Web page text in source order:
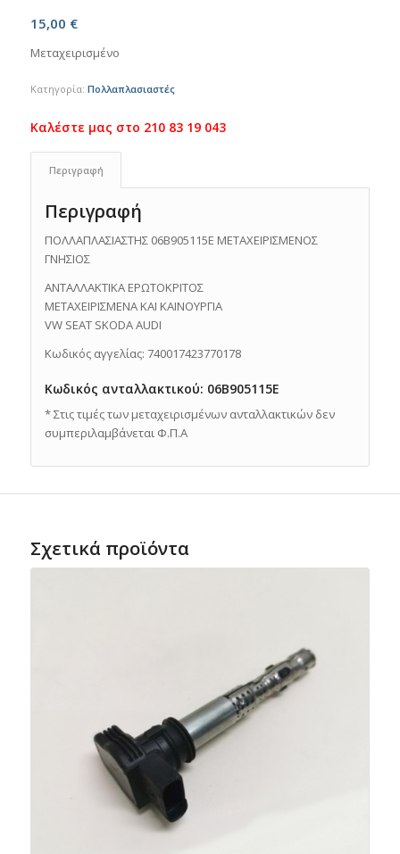
15,00 €
Μεταχειρισμένο
Κατηγορία: Πολλαπλασιαστές
Περιγραφή
Περιγραφή
ΠΟΛΛΑΠΛΑΣΙΑΣΤΗΣ 06B905115E ΜΕΤΑΧΕΙΡΙΣΜΕΝΟΣ
ΓΝΗΣΙΟΣ
ΑΝΤΑΛΛΑΚΤΙΚΑ ΕΡΩΤΟΚΡΙΤΟΣ
ΜΕΤΑΧΕΙΡΙΣΜΕΝΑ ΚΑΙ ΚΑΙΝΟΥΡΓΙΑ
VW SEAT SKODA AUDI
Κωδικός αγγελίας: 740017423770178
Κωδικός ανταλλακτικού: 06B905115E
* Στις τιμές των μεταχειρισμένων ανταλλακτικών δεν
συμπεριλαμβάνεται Φ.Π.Α
Σχετικά προϊόντα